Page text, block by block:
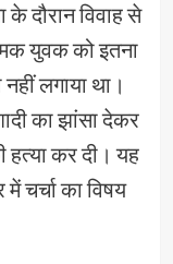
दौरान विवाह से
युवक को इतना
लगाया था।
का झांसा देकर
हत्या कर दी। यह
चर्चा का विषय